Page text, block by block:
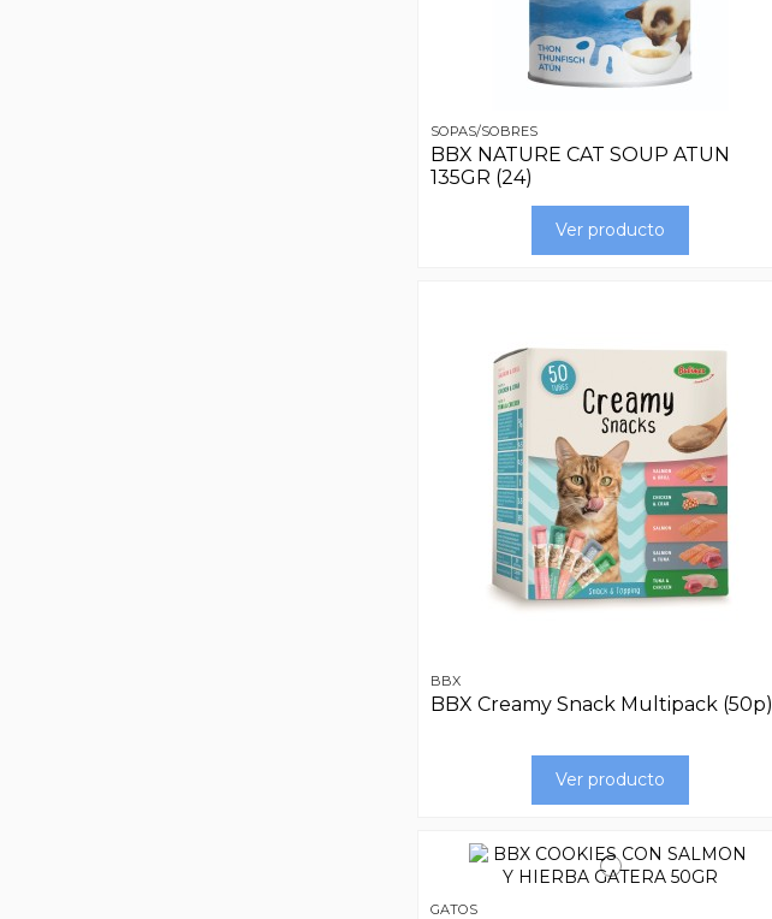
SOPAS/SOBRES
BBX NATURE CAT SOUP ATUN
135GR (24)
Ver producto
BBX
BBX Creamy Snack Multipack (50p)
Ver producto
GATOS